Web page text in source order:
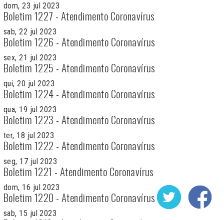
dom, 23 jul 2023
Boletim 1227 - Atendimento Coronavírus
sab, 22 jul 2023
Boletim 1226 - Atendimento Coronavírus
sex, 21 jul 2023
Boletim 1225 - Atendimento Coronavírus
qui, 20 jul 2023
Boletim 1224 - Atendimento Coronavírus
qua, 19 jul 2023
Boletim 1223 - Atendimento Coronavírus
ter, 18 jul 2023
Boletim 1222 - Atendimento Coronavírus
seg, 17 jul 2023
Boletim 1221 - Atendimento Coronavírus
dom, 16 jul 2023
Boletim 1220 - Atendimento Coronavírus
sab, 15 jul 2023